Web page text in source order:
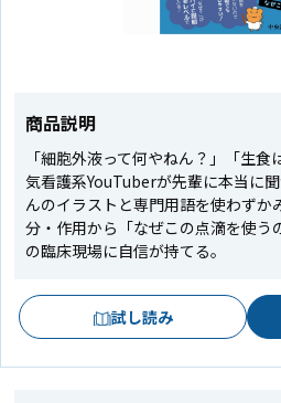
商品説明
「細胞外液って何やねん？」「生食
気看護系YouTuberが先輩に本当に
んのイラストと専門用語を使わずか
分・作用から「なぜこの点滴を使う
の臨床現場に自信が持てる。
試し読み